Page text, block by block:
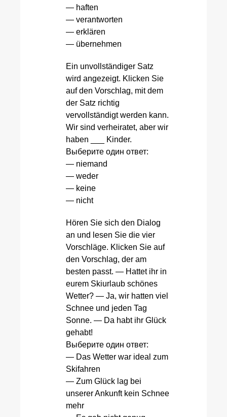
— haften
— verantworten
— erklären
— übernehmen
Ein unvollständiger Satz
wird angezeigt. Klicken Sie
auf den Vorschlag, mit dem
der Satz richtig
vervollständigt werden kann.
Wir sind verheiratet, aber wir
haben ___ Kinder.
Выберите один ответ:
— niemand
— weder
— keine
— nicht
Hören Sie sich den Dialog
an und lesen Sie die vier
Vorschläge. Klicken Sie auf
den Vorschlag, der am
besten passt. — Hattet ihr in
eurem Skiurlaub schönes
Wetter? — Ja, wir hatten viel
Schnee und jeden Tag
Sonne. — Da habt ihr Glück
gehabt!
Выберите один ответ:
— Das Wetter war ideal zum
Skifahren
— Zum Glück lag bei
unserer Ankunft kein Schnee
mehr